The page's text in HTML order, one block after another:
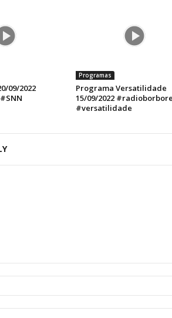
09/2022
Programas
Programa Versatilidade
15/09/2022
#versatilidade